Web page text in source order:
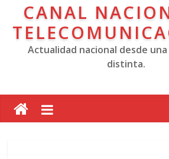
CANAL
Actualidad nacional desde
distinta.